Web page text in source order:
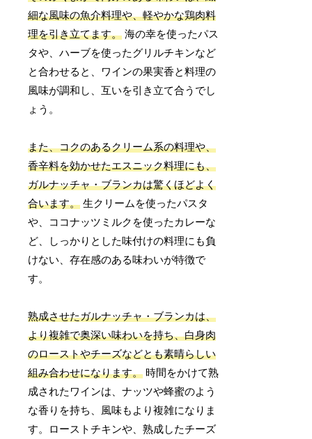
細な風味の魚介料理や、軽やかな鶏肉料
理を引き立てます。 海の幸を使ったパス
タや、ハーブを使ったグリルチキンなど
と合わせると、ワインの果実香と料理の
風味が調和し、互いを引き立て合うでし
ょう。
また、コクのあるクリーム系の料理や、
香辛料を効かせたエスニック料理にも、
ガルナッチャ・ブランカは驚くほどよく
合います。 生クリームを使ったパスタ
や、ココナッツミルクを使ったカレーな
ど、しっかりとした味付けの料理にも負
けない、存在感のある味わいが特徴で
す。
熟成させたガルナッチャ・ブランカは、
より複雑で奥深い味わいを持ち、白身肉
のローストやチーズなどとも素晴らしい
組み合わせになります。 時間をかけて熟
成されたワインは、ナッツや蜂蜜のよう
な香りを持ち、風味もより複雑になりま
す。ローストチキンや、熟成したチーズ